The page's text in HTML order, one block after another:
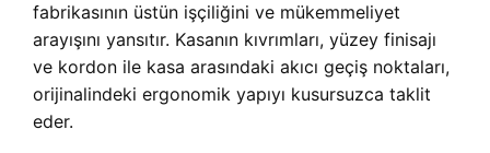
fabrikasının üstün işçiliğini ve mükemmeliyet
arayışını yansıtır. Kasanın kıvrımları, yüzey finisajı
ve kordon ile kasa arasındaki akıcı geçiş noktaları,
orijinalindeki ergonomik yapıyı kusursuzca taklit
eder.